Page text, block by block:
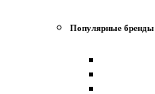
Популярные бренды